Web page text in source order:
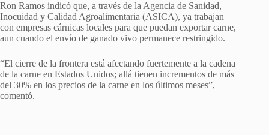
Ron Ramos indicó que, a través de la Agencia de Sanidad,
Inocuidad y Calidad Agroalimentaria (ASICA), ya trabajan
con empresas cárnicas locales para que puedan exportar carne,
aun cuando el envío de ganado vivo permanece restringido.
“El cierre de la frontera está afectando fuertemente a la cadena
de la carne en Estados Unidos; allá tienen incrementos de más
del 30% en los precios de la carne en los últimos meses”,
comentó.